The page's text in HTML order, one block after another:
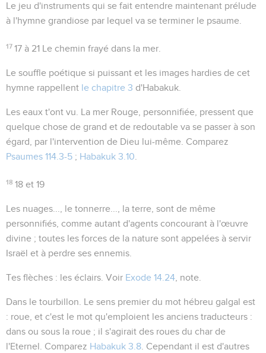
Le jeu d'instruments qui se fait entendre maintenant prélude
à l'hymne grandiose par lequel va se terminer le psaume.
17 17 à 21 Le chemin frayé dans la mer.
Le souffle poétique si puissant et les images hardies de cet
hymne rappellent le chapitre 3 d'Habakuk.
Les eaux t'ont vu . La mer Rouge, personnifiée, pressent que
quelque chose de grand et de redoutable va se passer à son
égard, par l'intervention de Dieu lui-même. Comparez
Psaumes 114.3-5 ; Habakuk 3.10
18 18 et 19
Les nuages..., le tonnerre..., la terre , sont de même
personnifiés, comme autant d'agents concourant à l'œuvre
divine ; toutes les forces de la nature sont appelées à servir
Israël et à perdre ses ennemis.
Tes flèches : les éclairs. Voir Exode 14.24 , note.
Dans le tourbillon . Le sens premier du mot hébreu galgal est
: roue, et c'est le mot qu'emploient les anciens traducteurs :
dans ou sous la roue ; il s'agirait des roues du char de
l'Eternel. Comparez Habakuk 3.8 . Cependant il est d'autres